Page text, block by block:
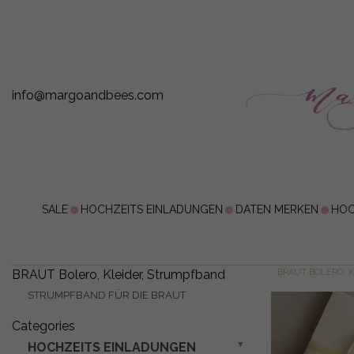
info@margoandbees.com
SALE HOCHZEITS EINLADUNGEN DATEN MERKEN
BRAUT Bolero, Kleider, Strumpfband
STRUMPFBAND FÜR DIE BRAUT
Categories
HOCHZEITS EINLADUNGEN
BRAUT BOLERO,